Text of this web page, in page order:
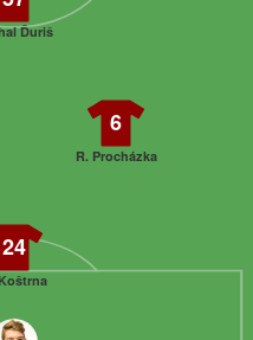
24
6
R. Procházka
Ďuriš